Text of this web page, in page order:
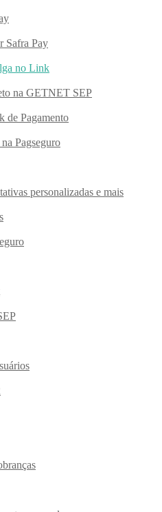
Safra Pay
no Link
na GETNET SEP
de Pagamento
Pagseguro
personalizadas e mais